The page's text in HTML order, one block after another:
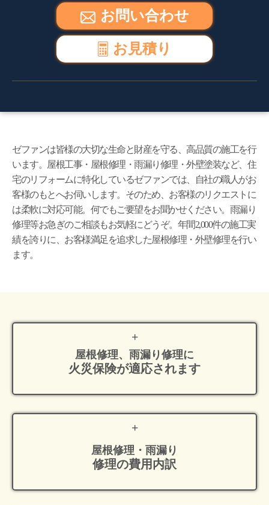
お問い合わせ
お見積り
ゼファンは皆様の大切な生命と財産を守る、高品質の施工を行
います。屋根工事・屋根修理・雨漏り修理・外壁塗装など、住
宅のリフォームに特化しているゼファンでは、自社の職人がお
客様のもとへお伺いします。そのため、お客様のリクエストに
は柔軟に対応可能。何でもご要望をお聞かせください。雨漏り
修理等お急ぎのご相談もお気軽にどうぞ。年間2,000件の施工実
績を誇りに、お客様満足を追求した屋根修理・外壁修理を行い
ます。
屋根修理、雨漏り修理に
火災保険が適応されます
屋根修理・雨漏り
修理の費用内訳